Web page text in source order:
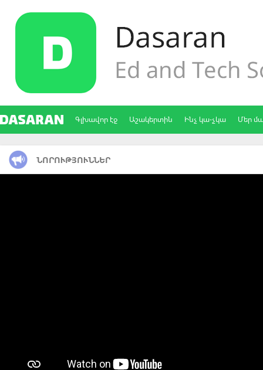
Գլխավոր էջ Աշակերտին Ինչ կա-չկա Մեր
ՆՈՐՈՒԹՅՈՒՆՆԵՐ